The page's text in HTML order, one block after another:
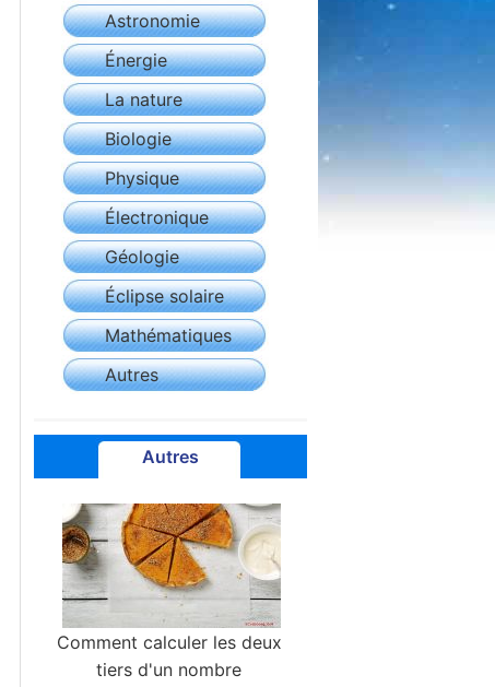
Astronomie
Énergie
La nature
Biologie
Physique
Électronique
Géologie
Éclipse solaire
Mathématiques
Autres
Autres
Comment calculer les deux
tiers d'un nombre